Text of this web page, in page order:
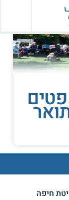
חיפה